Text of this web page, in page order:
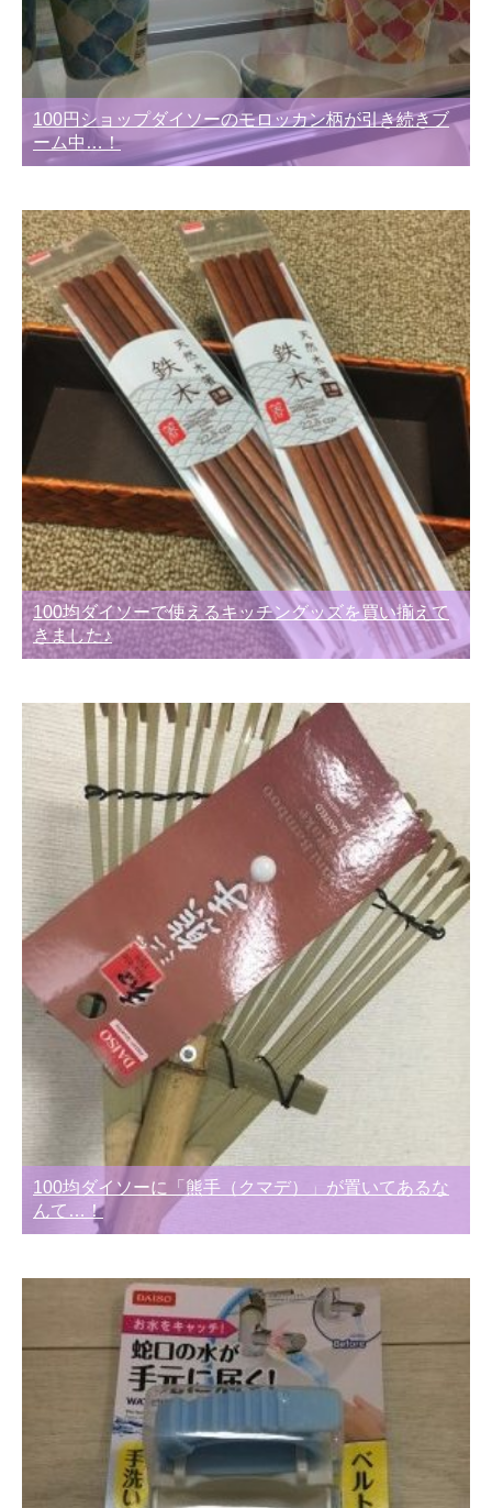
100円ショップダイソーのモロッカン柄が引き続きブ
ーム中…！
100均ダイソーで使えるキッチングッズを買い揃えて
きました♪
100均ダイソーに「熊手（クマデ）」が置いてあるな
んて…！